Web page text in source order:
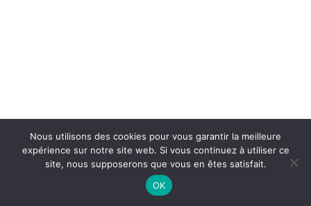
Nous utilisons des cookies pour vous garantir la meilleure
expérience sur notre site web. Si vous continuez à utiliser ce
site, nous supposerons que vous en êtes satisfait.
OK